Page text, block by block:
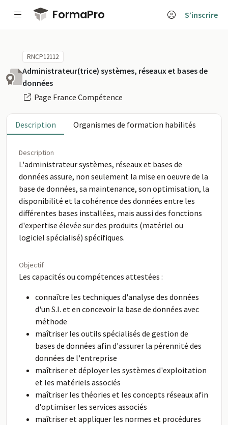
Passer au contenu principal
FormaPro S’inscrire
RNCP12112
Administrateur(trice) systèmes, réseaux et bases de
données
Page France Compétence
Description Organismes de formation habilités
Description
L'administrateur systèmes, réseaux et bases de
données assure, non seulement la mise en oeuvre de la
base de données, sa maintenance, son optimisation, la
disponibilité et la cohérence des données entre les
différentes bases installées, mais aussi des fonctions
d'expertise élevée sur des produits (matériel ou
logiciel spécialisé) spécifiques.
Objectif
Les capacités ou compétences attestées :
connaître les techniques d'analyse des données
d'un S.I. et en concevoir la base de données avec
méthode
maîtriser les outils spécialisés de gestion de
bases de données afin d'assurer la pérennité des
données de l'entreprise
maîtriser et déployer les systèmes d'exploitation
et les matériels associés
maîtriser les théories et les concepts réseaux afin
d'optimiser les services associés
maîtriser et appliquer les normes et procédures